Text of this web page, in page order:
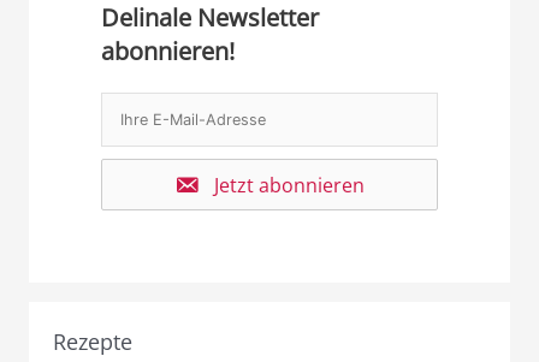
Delinale Newsletter
abonnieren!
Jetzt abonnieren
Rezepte